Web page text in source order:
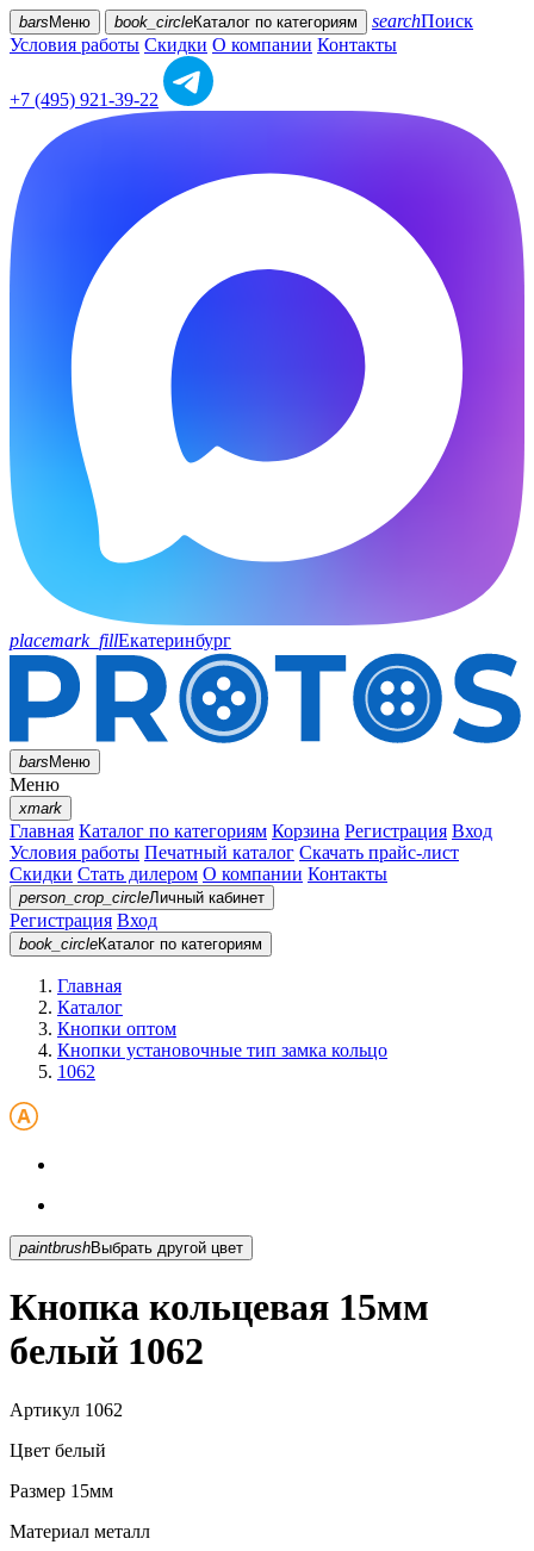
bars Меню book_circleКаталог по категориям searchПоиск
Условия работы Скидки О компании Контакты
+7 (495) 921-39-22
placemark_fillЕкатеринбург
barsМеню
Меню
xmark
Главная Каталог по категориям Корзина Регистрация Вход
Условия работы Печатный каталог Скачать прайс-лист
Скидки Стать дилером О компании Контакты
person_crop_circleЛичный кабинет
Регистрация Вход
book_circleКаталог по категориям
Главная
Каталог
Кнопки оптом
Кнопки установочные тип замка кольцо
1062
paintbrush Выбрать другой цвет
Кнопка кольцевая 15мм
белый 1062
Артикул 1062
Цвет белый
Размер 15мм
Материал металл